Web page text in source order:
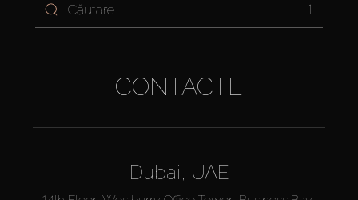
1
CONTACTE
Dubai, UAE